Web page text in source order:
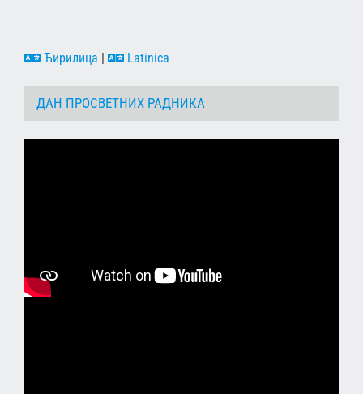
Ћирилица | Latinica
ДАН ПРОСВЕТНИХ РАДНИКА